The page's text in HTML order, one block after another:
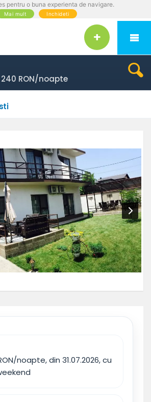
pentru o buna experienta de navigare.
Mai mult Inchideti
RON/noapte
noapte, din 31.07.2026, cu